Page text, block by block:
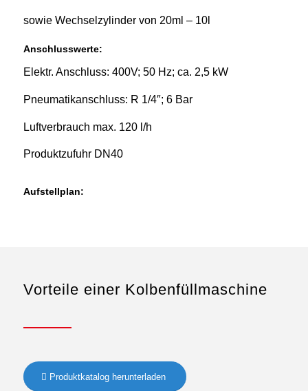
sowie Wechselzylinder von 20ml – 10l
Anschlusswerte:
Elektr. Anschluss: 400V; 50 Hz; ca. 2,5 kW
Pneumatikanschluss: R 1/4″; 6 Bar
Luftverbrauch max. 120 l/h
Produktzufuhr DN40
Aufstellplan:
Vorteile einer Kolbenfüllmaschine
Produktkatalog herunterladen